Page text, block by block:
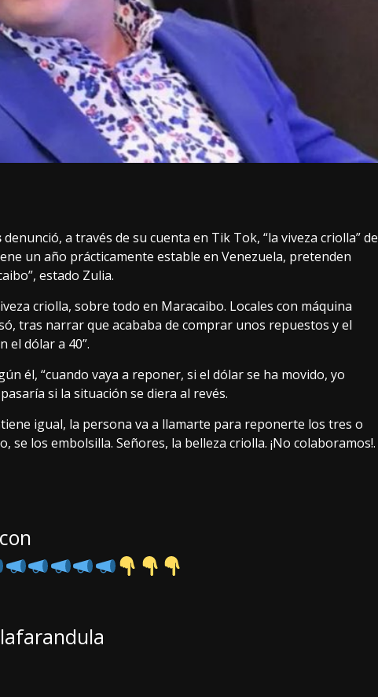
denunció, a través de su cuenta en Tik Tok, “la viveza criolla” de
un año prácticamente estable en Venezuela, pretenden
estado Zulia.
criolla, sobre todo en Maracaibo. Locales con máquina
tras narrar que acababa de comprar unos repuestos y el
el dólar a 40”.
él, “cuando vaya a reponer, si el dólar se ha movido, yo
si la situación se diera al revés.
igual, la persona va a llamarte para reponerte los tres o
se los embolsilla. Señores, la belleza criolla. ¡No colaboramos!.